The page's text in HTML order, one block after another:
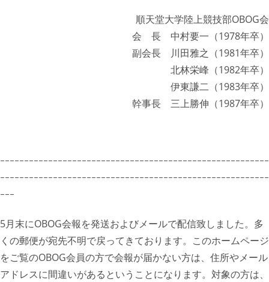
順天堂大学陸上競技部OBOG会
会 長 中村要一（1978年卒）
副会長 川田雅之（1981年卒）
北林栄峰（1982年卒）
伊東謙二（1983年卒）
幹事長 三上勝伸（1987年卒）
ｰｰｰｰｰｰｰｰｰｰｰｰｰｰｰｰｰｰｰｰｰｰｰｰｰｰｰｰｰｰｰｰｰｰｰｰｰｰｰｰｰｰｰｰｰｰｰｰｰｰｰｰｰｰｰｰ
ｰｰｰｰｰｰｰｰｰｰｰｰｰｰｰｰｰｰｰｰｰｰｰｰｰｰｰｰｰｰｰｰｰｰｰｰｰｰｰｰｰｰｰｰｰｰｰｰｰｰｰｰｰｰｰｰ
ｰｰｰ
5月末にOBOG会報を発送およびメールで配信致しました。多
くの郵便が宛先不明で戻ってきております。このホームページ
をご覧のOBOG会員の方で会報が届かない方は、住所やメール
アドレスに間違いがあるということになります。対象の方は、